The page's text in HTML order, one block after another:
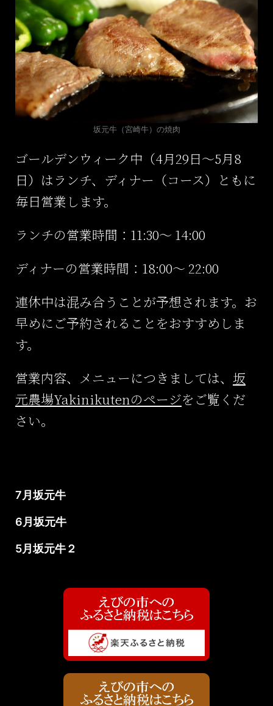
坂元牛（宮崎牛）の焼肉
ゴールデンウィーク中（4月29日～5月8
日）はランチ、ディナー（コース）ともに
毎日営業します。
ランチの営業時間：11:30～ 14:00
ディナーの営業時間：18:00～ 22:00
連休中は混み合うことが予想されます。お
早めにご予約されることをおすすめしま
す。
営業内容、メニューにつきましては、 坂
元農場Yakinikutenのページをご覧くだ
さい。
7月坂元牛
6月坂元牛
5月坂元牛２